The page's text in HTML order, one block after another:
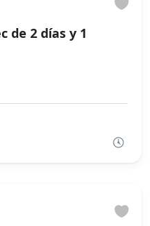
de 2 días y 1